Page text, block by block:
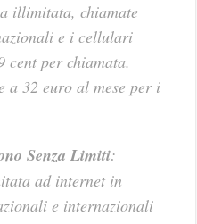
illimitata, chiamate
e i cellulari
cent per chiamata.
a 32 euro al mese per i
Senza Limiti:
ad internet in
e internazionali